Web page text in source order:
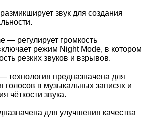
звук для создания
— регулирует громкость
режим Night Mode, в котором
резких звуков и взрывов.
предназначена для
голосов в музыкальных записях и
чёткости звука.
для улучшения качества